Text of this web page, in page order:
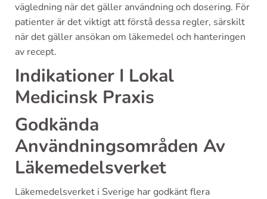
vägledning när det gäller användning och dosering. För
patienter är det viktigt att förstå dessa regler, särskilt
när det gäller ansökan om läkemedel och hanteringen
av recept.
Indikationer I Lokal
Medicinsk Praxis
Godkända
Användningsområden Av
Läkemedelsverket
Läkemedelsverket i Sverige har godkänt flera